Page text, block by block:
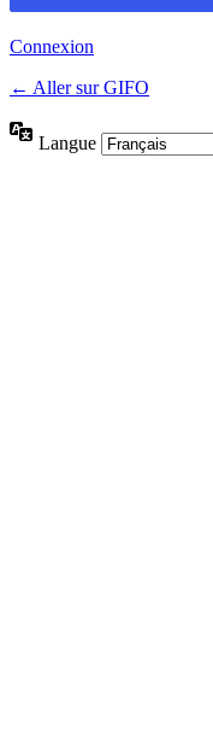
Connexion
← Aller sur GIFO
Langue